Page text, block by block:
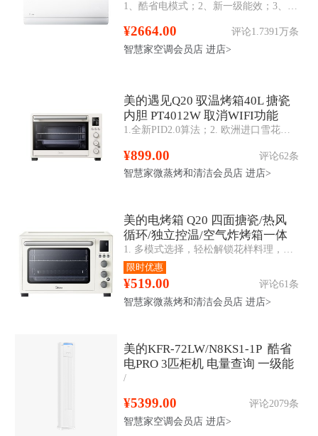
¥2664.00
评论1.7391万条
智慧家空调会员店 进店>
美的遇见Q20 驭温烤箱40L 搪瓷
内胆 PT4012W 取消WIFI功能
¥899.00
评论62条
智慧家微蒸烤和清洁会员店 进店>
美的电烤箱 Q20 四面搪瓷/热风
循环/独立控温/空气炸烤箱一体
PT4012W二代
限时优惠
¥519.00
评论61条
智慧家微蒸烤和清洁会员店 进店>
美的KFR-72LW/N8KS1-1P 酷省
电PRO 3匹柜机 电量查询 一级能
效
/
¥5399.00
评论2079条
智慧家空调会员店 进店>